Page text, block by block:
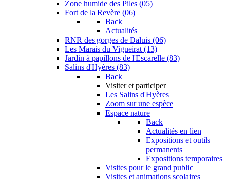
Zone humide des Piles (05)
Fort de la Revère (06)
Back
Actualités
RNR des gorges de Daluis (06)
Les Marais du Vigueirat (13)
Jardin à papillons de l'Escarelle (83)
Salins d'Hyères (83)
Back
Visiter et participer
Les Salins d'Hyères
Zoom sur une espèce
Espace nature
Back
Actualités en lien
Expositions et outils
permanents
Expositions temporaires
Visites pour le grand public
Visites et animations scolaires